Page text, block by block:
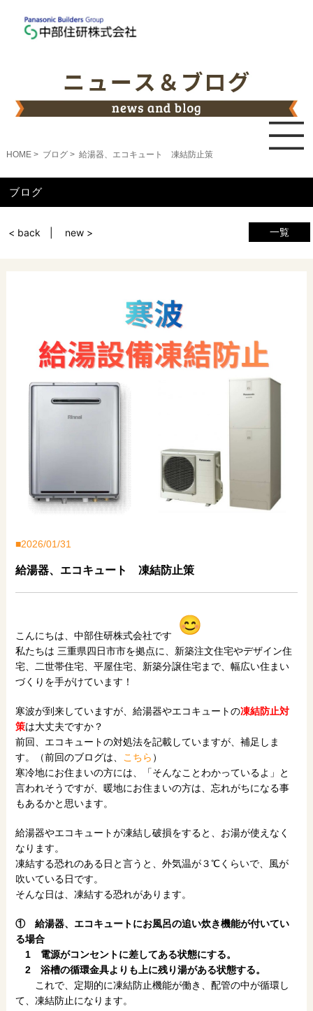
HOME ブログ 給湯器、エコキュート 凍結防止策
ブログ
一覧
< back new >
2026/01/31
給湯器、エコキュート 凍結防止策
こんにちは、中部住研株式会社です
私たちは 三重県四日市市を拠点に、新築注文住宅やデザイン住
宅、二世帯住宅、平屋住宅、新築分譲住宅まで、幅広い住まい
づくりを手がけています！
寒波が到来していますが、給湯器やエコキュートの凍結防止対
策は大丈夫ですか？
前回、エコキュートの対処法を記載していますが、補足しま
す。（前回のブログは、 こちら ）
寒冷地にお住まいの方には、「そんなことわかっているよ」と
言われそうですが、暖地にお住まいの方は、忘れがちになる事
もあるかと思います。
給湯器やエコキュートが凍結し破損をすると、お湯が使えなく
なります。
凍結する恐れのある日と言うと、外気温が３℃くらいで、風が
吹いている日です。
そんな日は、凍結する恐れがあります。
① 給湯器、エコキュートにお風呂の追い炊き機能が付いてい
る場合
1 電源がコンセントに差してある状態にする。
2 浴槽の循環金具よりも上に残り湯がある状態する。
これで、定期的に凍結防止機能が働き、配管の中が循環し
て、凍結防止になります。